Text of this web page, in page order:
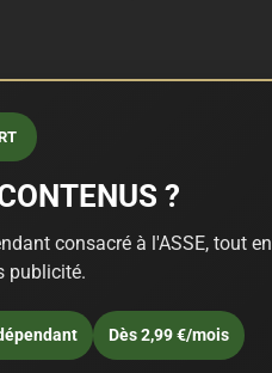
?
consacré à l'ASSE, tout en
publicité.
Dès 2,99 €/mois